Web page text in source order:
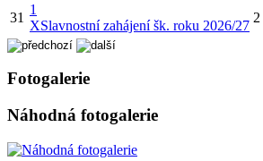
31
1
XSlavnostní zahájení šk. roku 2026/27
2
Fotogalerie
Náhodná fotogalerie